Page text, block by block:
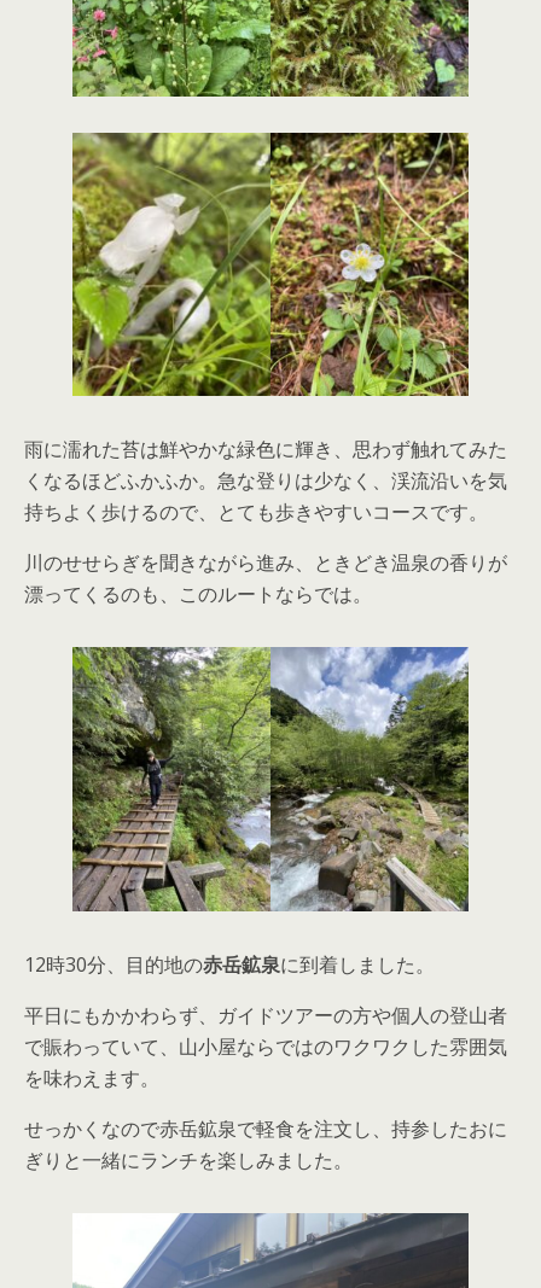
雨に濡れた苔は鮮やかな緑色に輝き、思わず触れてみた
くなるほどふかふか。急な登りは少なく、渓流沿いを気
持ちよく歩けるので、とても歩きやすいコースです。
川のせせらぎを聞きながら進み、ときどき温泉の香りが
漂ってくるのも、このルートならでは。
12時30分、目的地の赤岳鉱泉に到着しました。
平日にもかかわらず、ガイドツアーの方や個人の登山者
で賑わっていて、山小屋ならではのワクワクした雰囲気
を味わえます。
せっかくなので赤岳鉱泉で軽食を注文し、持参したおに
ぎりと一緒にランチを楽しみました。